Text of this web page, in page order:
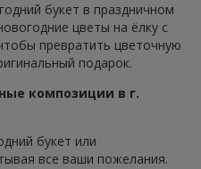
букет в праздничном
цветы на ёлку с
превратить цветочную
подарок.
композиции в г.
букет или
все ваши пожелания.